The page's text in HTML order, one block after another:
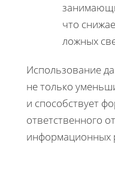
что
ложных
Использование
не только
и способствует
ответственного
информационных